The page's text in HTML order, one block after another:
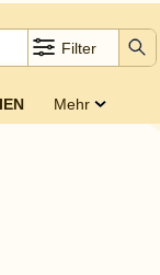
Filter
Mehr